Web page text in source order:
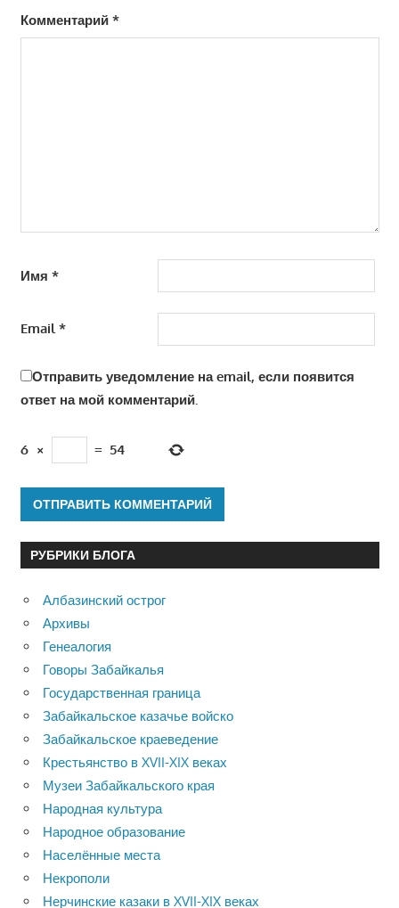
Комментарий *
Имя *
Email*
Отправить уведомление на email, если появится
ответ на мой комментарий.
6 × = 54
РУБРИКИ БЛОГА
Албазинский острог
Архивы
Генеалогия
Говоры Забайкалья
Государственная граница
Забайкальское казачье войско
Забайкальское краеведение
Крестьянство в XVII-XIX веках
Музеи Забайкальского края
Народная культура
Народное образование
Населённые места
Некрополи
Нерчинские казаки в XVII-XIX веках